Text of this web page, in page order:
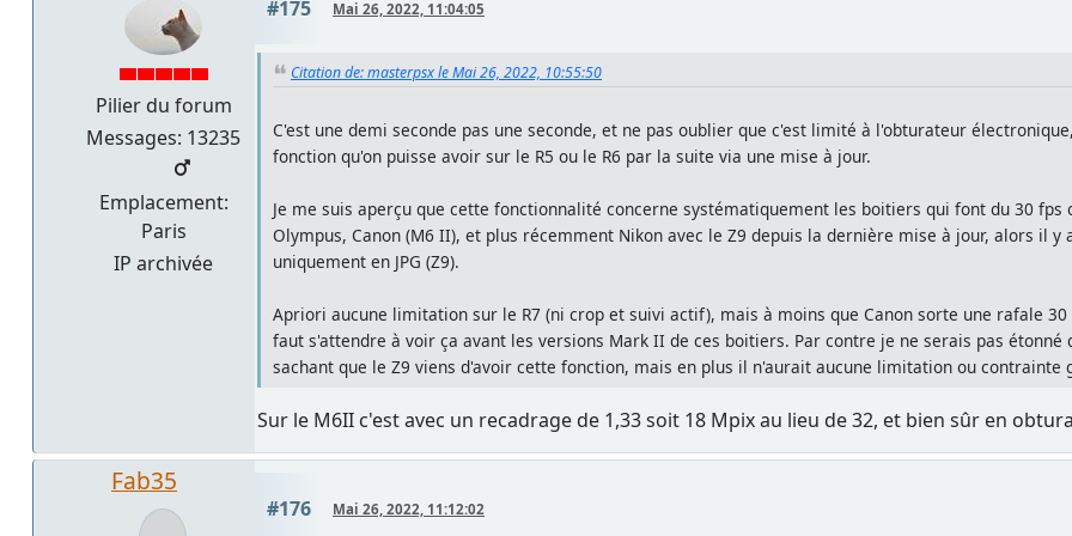
Pilier du forum
Messages: 13235
Emplacement:
Paris
IP archivée
#175 Mai 26, 2022, 11:04:05
Citation de: masterpsx le Mai 26, 2022, 10:55:50
C'est une demi seconde pas une seconde, et ne pas oublier que c'est limité à l'obturateur
fonction qu'on puisse avoir sur le R5 ou le R6 par la suite via une mise à jour.
Je me suis aperçu que cette fonctionnalité concerne systématiquement les boitiers qui font du 30
Olympus, Canon (M6 II), et plus récemment Nikon avec le Z9 depuis la dernière mise à jour, alors il
uniquement en JPG (Z9).
Apriori aucune limitation sur le R7 (ni crop et suivi actif), mais à moins que Canon sorte une rafale 30
faut s'attendre à voir ça avant les versions Mark II de ces boitiers. Par contre je ne serais pas
sachant que le Z9 viens d'avoir cette fonction, mais en plus il n'aurait aucune limitation ou contrainte
Sur le M6II c'est avec un recadrage de 1,33 soit 18 Mpix au lieu de 32, et bien sûr en
Fab35
#176 Mai 26, 2022, 11:12:02